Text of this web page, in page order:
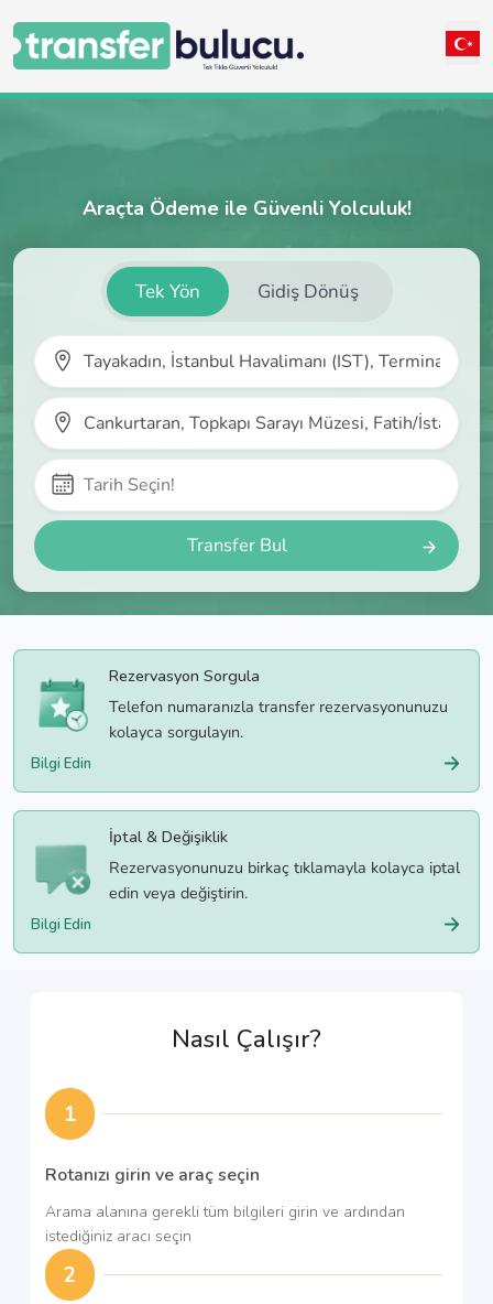
Araçta Ödeme ile Güvenli Yolculuk!
Tek Yön Gidiş Dönüş
Transfer Bul
Rezervasyon Sorgula
Telefon numaranızla transfer rezervasyonunuzu
kolayca sorgulayın.
Bilgi Edin
İptal & Değişiklik
Rezervasyonunuzu birkaç tıklamayla kolayca iptal
edin veya değiştirin.
Bilgi Edin
Nasıl Çalışır?
1
Rotanızı girin ve araç seçin
Arama alanına gerekli tüm bilgileri girin ve ardından
istediğiniz aracı seçin
2